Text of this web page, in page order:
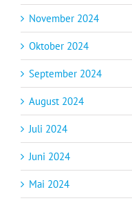
November 2024
Oktober 2024
September 2024
August 2024
Juli 2024
Juni 2024
Mai 2024